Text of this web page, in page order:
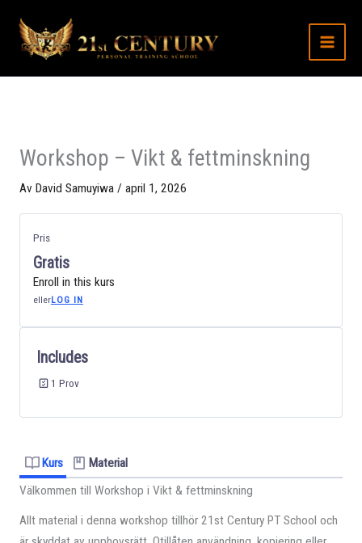
innehåll
Workshop – Vikt & fettminskning
Av David Samuyiwa / april 1, 2026
Kurs
Material
Välkommen till Workshop i Vikt & fettminskning
Allt material i denna workshop tillhör 21st Century PT School och
Pris
Gratis
Enroll in this kurs
ellerLOG IN
Includes
1 Prov